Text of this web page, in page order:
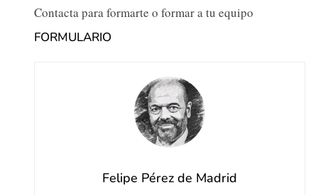
Contacta para formarte o formar a tu equipo
FORMULARIO
Felipe Pérez de Madrid